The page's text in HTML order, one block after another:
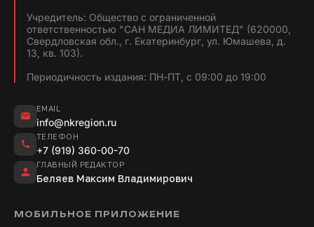
Учредитель: Общество с ограниченной
ответственностью "САН МЕДИА ЛИМИТЕД" (620000,
Свердловская обл., г. Екатеринбург, ул. Юмашева, д.
13, кв. 103).
Периодичность издания: ПН-ПТ, с 09:00 до 19:00
EMAIL
info@nkregion.ru
ТЕЛЕФОН
+7 (919) 360-00-70
ГЛАВНЫЙ РЕДАКТОР
Беляев Максим Владимирович
МОБИЛЬНОЕ ПРИЛОЖЕНИЕ